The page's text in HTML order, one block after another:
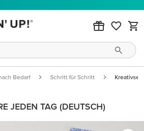
Bedarf Schritt für Schritt Kreativset
JEDEN TAG (DEUTSCH)